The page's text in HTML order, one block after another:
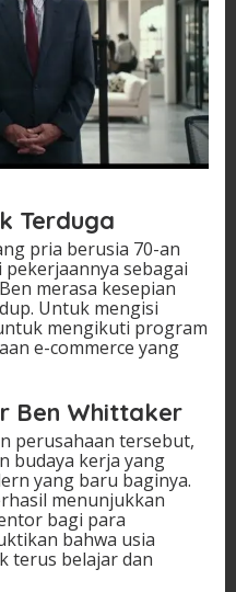
Terduga
pria berusia 70-an
sebagai
merasa kesepian
Untuk mengisi
mengikuti program
e-commerce yang
Ben Whittaker
perusahaan tersebut,
budaya kerja yang
yang baru baginya.
menunjukkan
bagi para
bahwa usia
terus belajar dan